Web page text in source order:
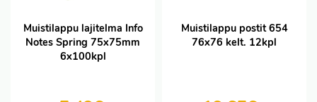
Muistilappu lajitelma Info
Notes Spring 75x75mm
6x100kpl
Muistilappu postit 654
76x76 kelt. 12kpl